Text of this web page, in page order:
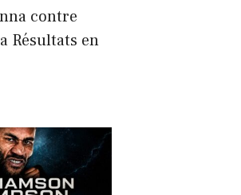
contre
Résultats en